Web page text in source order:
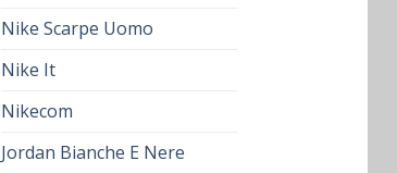
Nike Scarpe Uomo
Nike It
Nikecom
Jordan Bianche E Nere